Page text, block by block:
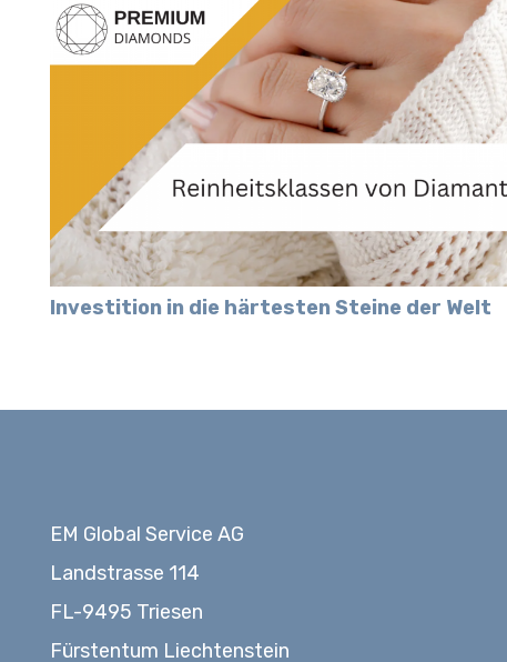
Investition in die härtesten Steine der Welt
EM Global Service AG
Landstrasse 114
FL-9495 Triesen
Fürstentum Liechtenstein